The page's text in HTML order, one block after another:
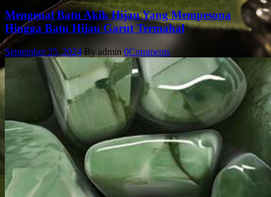
Mengenal Batu Akik Hijau Yang Mempesona
Hingga Batu Hijau Garut Termahal
September 25, 2024 By admin 0Comments